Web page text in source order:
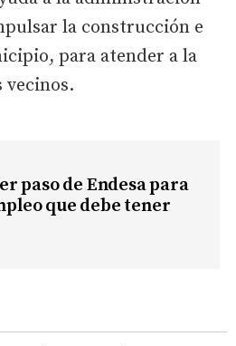
la construcción e
para atender a la
vecinos.
paso de Endesa para
que debe tener